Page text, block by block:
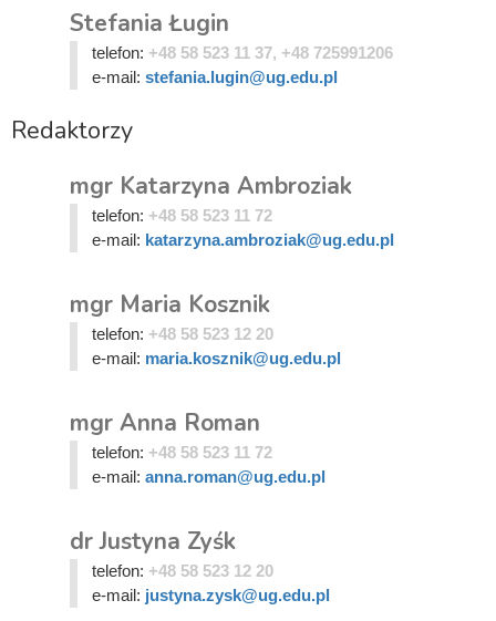
Stefania Ługin
telefon: +48 58 523 11 37, +48 725991206
e-mail: stefania.lugin@ug.edu.pl
Redaktorzy
mgr Katarzyna Ambroziak
telefon: +48 58 523 11 72
e-mail: katarzyna.ambroziak@ug.edu.pl
mgr Maria Kosznik
telefon: +48 58 523 12 20
e-mail: maria.kosznik@ug.edu.pl
mgr Anna Roman
telefon: +48 58 523 11 72
e-mail: anna.roman@ug.edu.pl
dr Justyna Zyśk
telefon: +48 58 523 12 20
e-mail: justyna.zysk@ug.edu.pl